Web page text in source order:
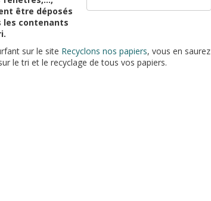
être déposés
les contenants
sur le site Recyclons nos papiers, vous en saurez
le tri et le recyclage de tous vos papiers.